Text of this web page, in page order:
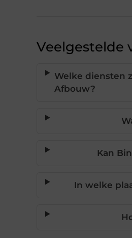
Veelgestelde
Welke diensten
Afbouw?
Kan
In welke